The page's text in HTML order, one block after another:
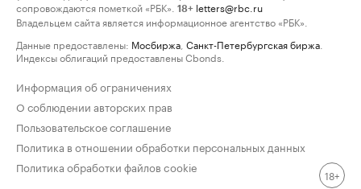
сопровождаются пометкой «РБК».
18+ letters@rbc.ru
Владельцем сайта является информационное агентство «РБК».
Данные предоставлены: Мосбиржа Санкт-Петербургская биржа
Индексы облигаций предоставлены Cbonds.
Информация об ограничениях
О соблюдении авторских прав
Пользовательское соглашение
Политика в отношении обработки персональных данных
Политика обработки файлов cookie
18+